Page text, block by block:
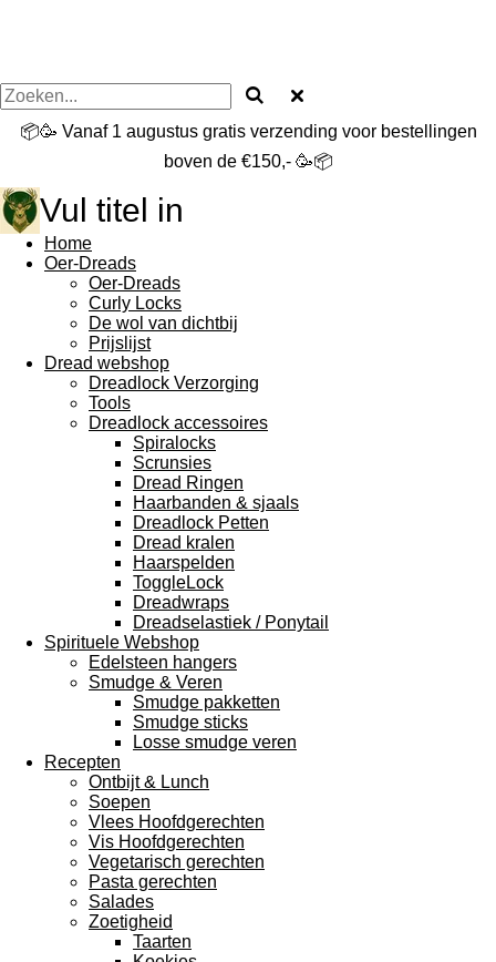
📦🥳 Vanaf 1 augustus gratis verzending voor bestellingen
boven de €150,- 🥳📦
Vul titel in
Home
Oer-Dreads
Oer-Dreads
Curly Locks
De wol van dichtbij
Prijslijst
Dread webshop
Dreadlock Verzorging
Tools
Dreadlock accessoires
Spiralocks
Scrunsies
Dread Ringen
Haarbanden & sjaals
Dreadlock Petten
Dread kralen
Haarspelden
ToggleLock
Dreadwraps
Dreadselastiek / Ponytail
Spirituele Webshop
Edelsteen hangers
Smudge & Veren
Smudge pakketten
Smudge sticks
Losse smudge veren
Recepten
Ontbijt & Lunch
Soepen
Vlees Hoofdgerechten
Vis Hoofdgerechten
Vegetarisch gerechten
Pasta gerechten
Salades
Zoetigheid
Taarten